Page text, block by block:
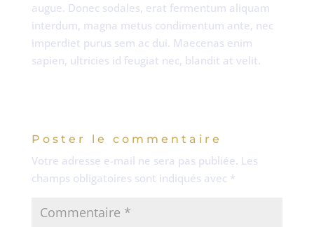
augue. Donec sodales, erat fermentum aliquam
interdum, magna metus condimentum ante, nec
imperdiet purus sem ac dui. Maecenas enim
sapien, ultricies id feugiat nec, blandit at velit.
Poster le commentaire
Votre adresse e-mail ne sera pas publiée. Les
champs obligatoires sont indiqués avec *